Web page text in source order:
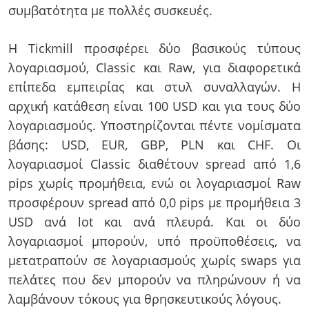
συμβατότητα με πολλές συσκευές.
Η Tickmill προσφέρει δύο βασικούς τύπους
λογαριασμού, Classic και Raw, για διαφορετικά
επίπεδα εμπειρίας και στυλ συναλλαγών. Η
αρχική κατάθεση είναι 100 USD και για τους δύο
λογαριασμούς. Υποστηρίζονται πέντε νομίσματα
βάσης: USD, EUR, GBP, PLN και CHF. Οι
λογαριασμοί Classic διαθέτουν spread από 1,6
pips χωρίς προμήθεια, ενώ οι λογαριασμοί Raw
προσφέρουν spread από 0,0 pips με προμήθεια 3
USD ανά lot και ανά πλευρά. Και οι δύο
λογαριασμοί μπορούν, υπό προϋποθέσεις, να
μετατραπούν σε λογαριασμούς χωρίς swaps για
πελάτες που δεν μπορούν να πληρώνουν ή να
λαμβάνουν τόκους για θρησκευτικούς λόγους.